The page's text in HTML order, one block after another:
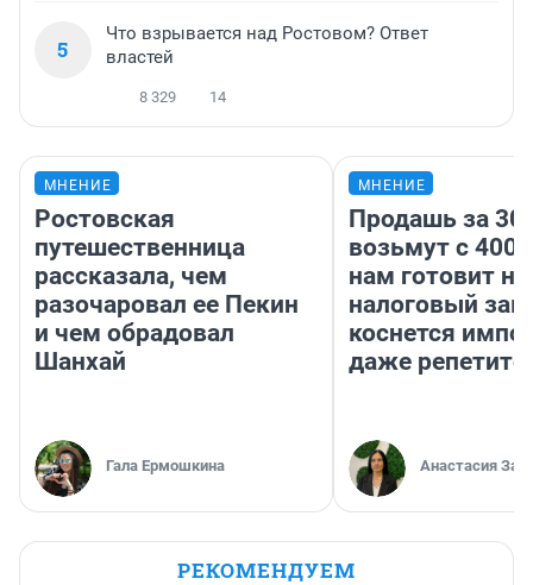
5
Что взрывается над Ростовом? Ответ
властей
8 329 14
МНЕНИЕ
Ростовская
путешественница
рассказала, чем
разочаровал ее Пекин
и чем обрадовал
Шанхай
Гала Ермошкина
МНЕНИЕ
Продашь за
возьмут с
нам готовит
налоговый
коснется
даже
Анастасия
РЕКОМЕНДУЕМ